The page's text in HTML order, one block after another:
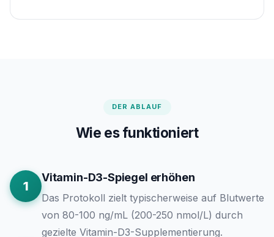
DER ABLAUF
Wie es funktioniert
1
Vitamin-D3-Spiegel erhöhen
Das Protokoll zielt typischerweise auf Blutwerte
von 80-100 ng/mL (200-250 nmol/L) durch
gezielte Vitamin-D3-Supplementierung.